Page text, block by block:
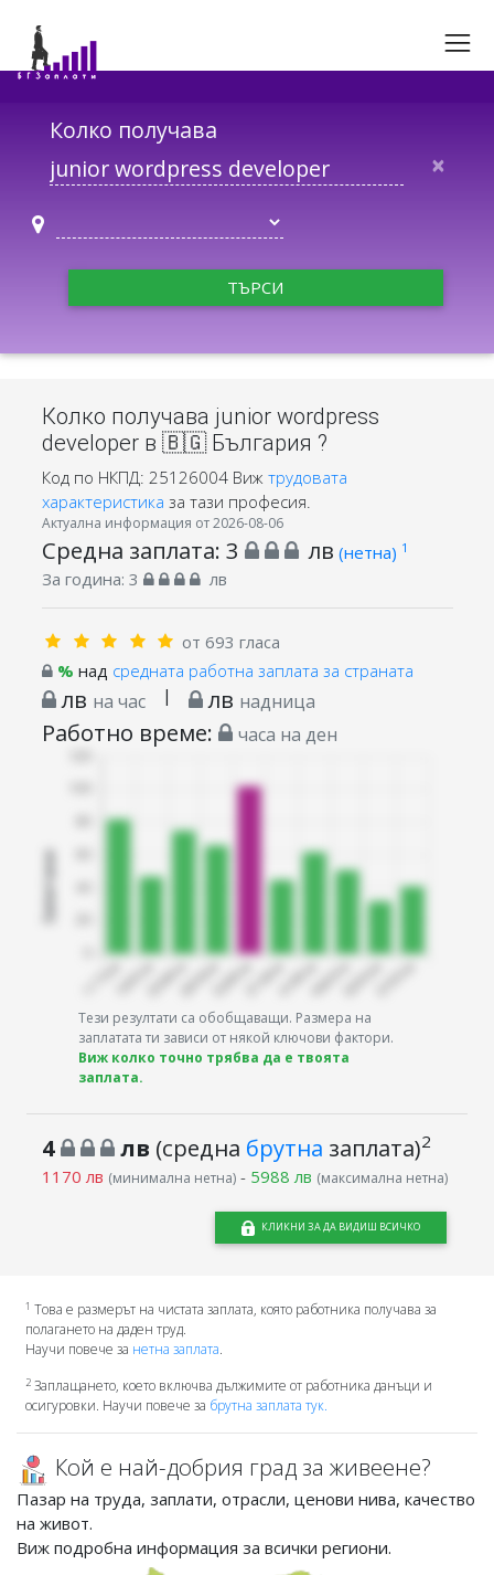
Колко получава
×
ТЪРСИ
Колко получава junior wordpress
developer в 🇧🇬 България ?
Код по НКПД: 25126004Виж трудовата
характеристика за тази професия.
Актуална информация от 2026-08-06
Средна заплата: 3 лв (нетна) 1
За година: 3 лв
от 693 гласа
% над средната работна заплата за страната
лв на час | лв надница
Работно време: часа на ден
Тези резултати са обобщаващи. Размера на
заплатата ти зависи от някой ключови фактори.
Виж колко точно трябва да е твоята
заплата.
4 лв (средна брутна заплата)2
1170 лв (минимална нетна)- 5988 лв (максимална нетна)
КЛИКНИ ЗА ДА ВИДИШ ВСИЧКО
1 Това е размерът на чистата заплата, която работника получава за
полагането на даден труд.
Научи повече за нетна заплата.
2Заплащането, което включва дължимите от работника данъци и
осигуровки. Научи повече за брутна заплата тук.
Кой е най-добрия град за живеене?
Пазар на труда, заплати, отрасли, ценови нива, качество
на живот.
Виж подробна информация за всички региони.